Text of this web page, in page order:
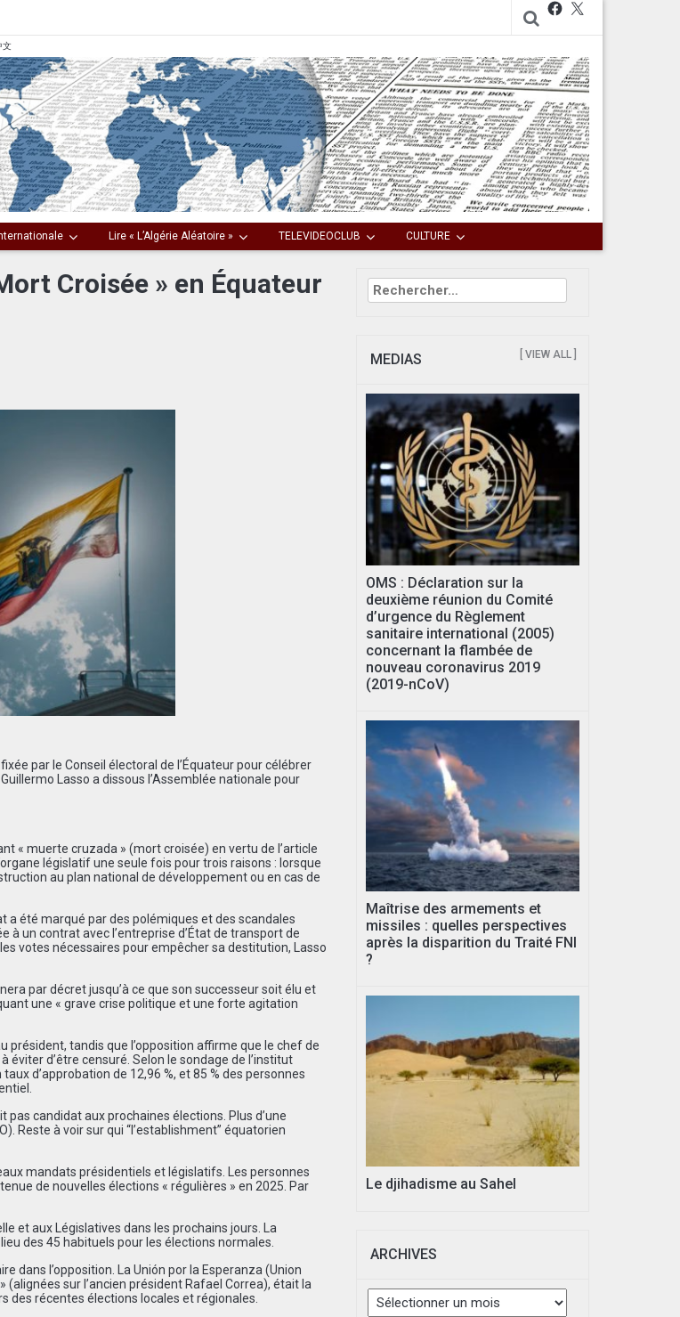
文
Facebook
Lire « L’Algérie Aléatoire » TELEVIDEOCLUB CULTURE
Croisée » en Équateur
par le Conseil électoral de l’Équateur pour célébrer
Lasso a dissous l’Assemblée nationale pour
« muerte cruzada » (mort croisée) en vertu de l’article
législatif une seule fois pour trois raisons : lorsque
au plan national de développement ou en cas de
a été marqué par des polémiques et des scandales
un contrat avec l’entreprise d’État de transport de
votes nécessaires pour empêcher sa destitution, Lasso
par décret jusqu’à ce que son successeur soit élu et
une « grave crise politique et une forte agitation
président, tandis que l’opposition affirme que le chef de
éviter d’être censuré. Selon le sondage de l’institut
d’approbation de 12,96 %, et 85 % des personnes
pas candidat aux prochaines élections. Plus d’une
Reste à voir sur qui “l’establishment” équatorien
mandats présidentiels et législatifs. Les personnes
de nouvelles élections « régulières » en 2025. Par
et aux Législatives dans les prochains jours. La
des 45 habituels pour les élections normales.
dans l’opposition. La Unión por la Esperanza (Union
(alignées sur l’ancien président Rafael Correa), était la
des récentes élections locales et régionales.
Rechercher :
MEDIAS [ VIEW ALL ]
OMS : Déclaration sur la
deuxième réunion du Comité
d’urgence du Règlement
sanitaire international (2005)
concernant la flambée de
nouveau coronavirus 2019
(2019-nCoV)
Maîtrise des armements et
missiles : quelles perspectives
après la disparition du Traité FNI
?
Le djihadisme au Sahel
ARCHIVES
Archives